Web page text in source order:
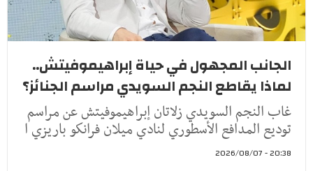
الجانب المجهول في حياة إبراهيموفيتش..
لماذا يقاطع النجم السويدي مراسم الجنائز؟
غاب النجم السويدي زلاتان إبراهيموفيتش عن مراسم
توديع المدافع الأسطوري لنادي ميلان فرانكو باريزي ا
20:38 - 2026/08/07